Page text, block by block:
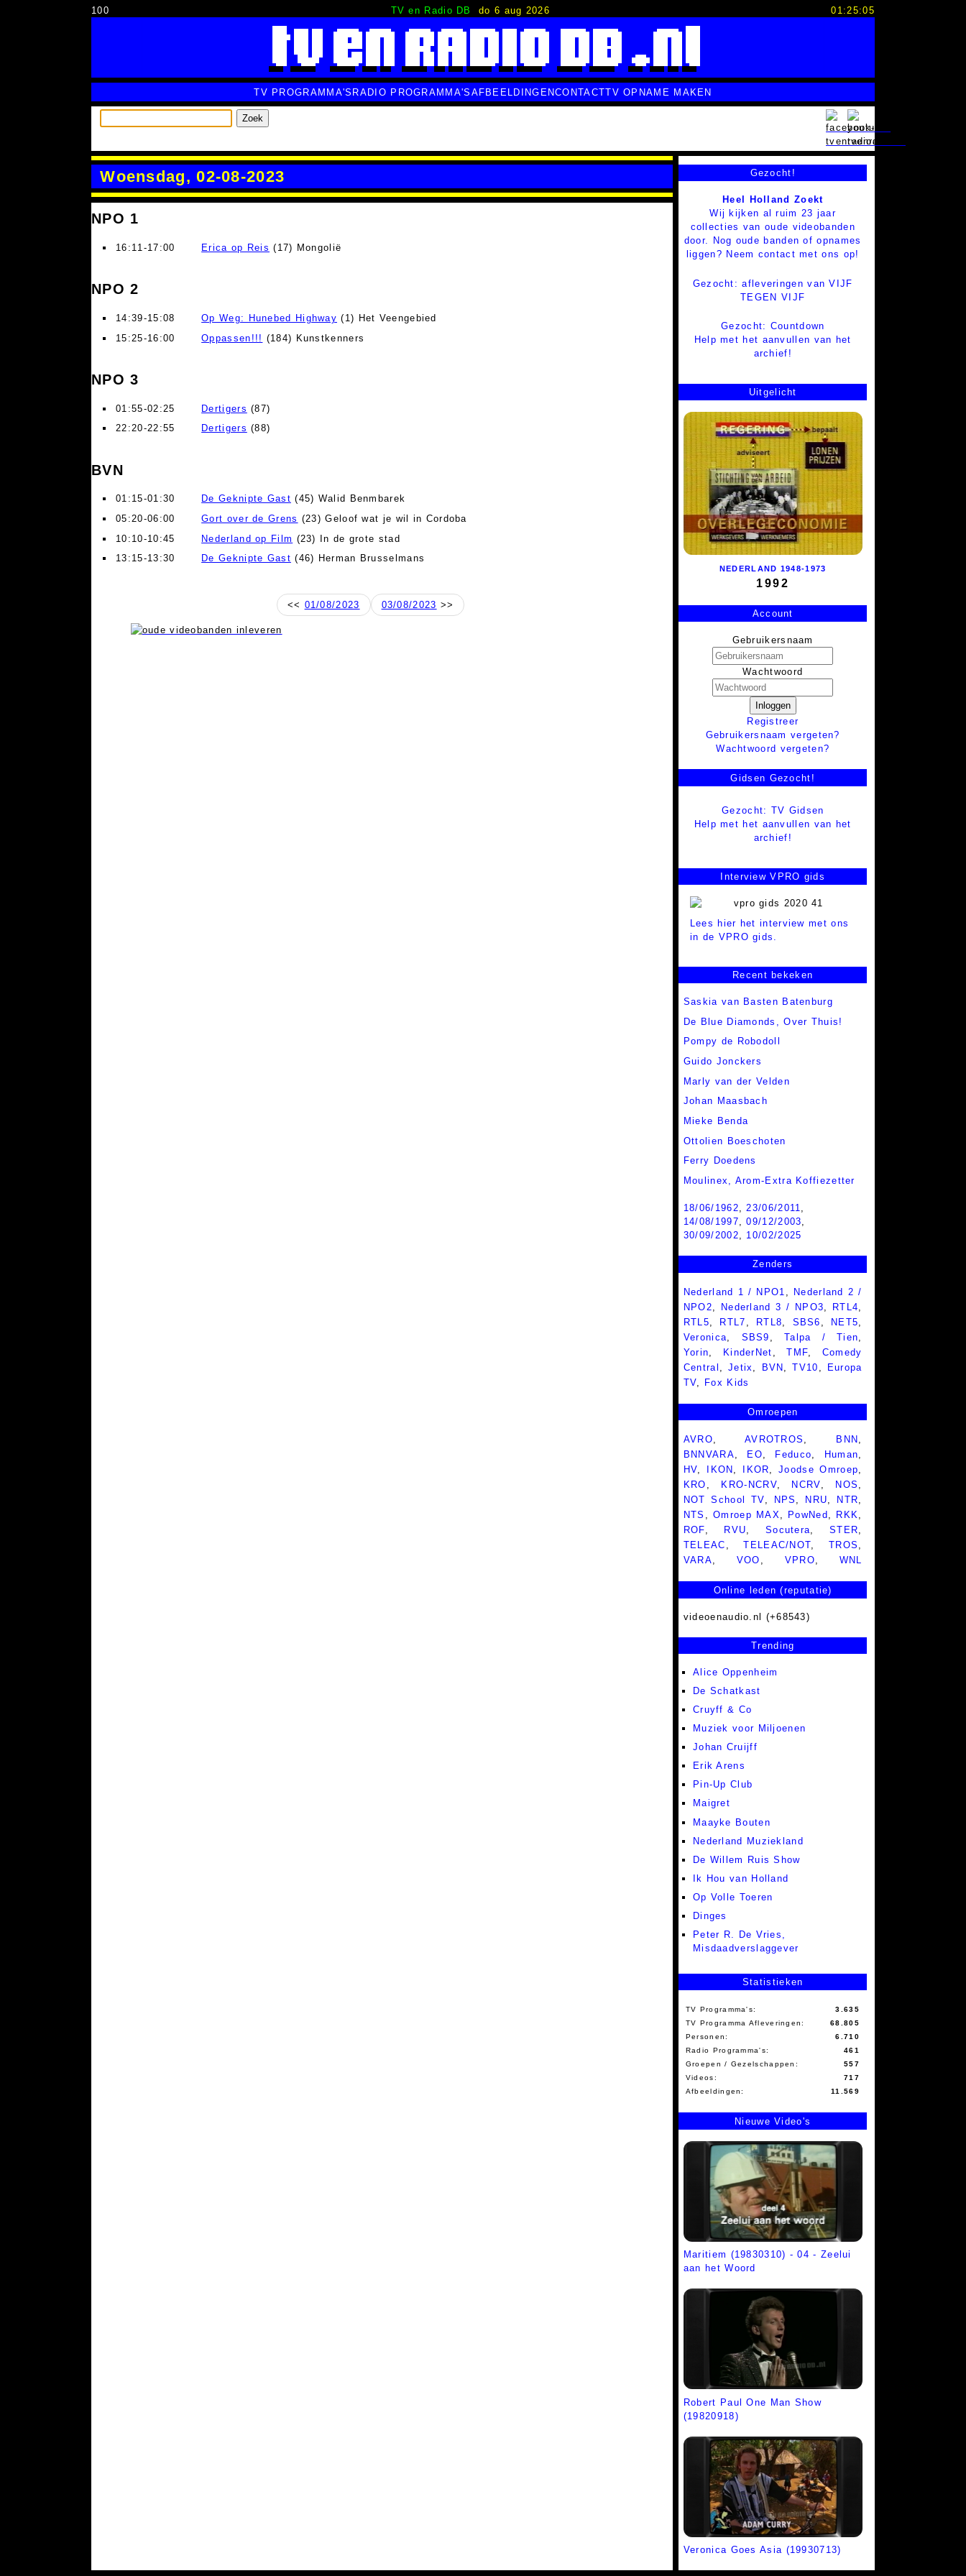
100 TV en Radio DB do 6 aug 2026 01:25:05
TV PROGRAMMA'S RADIO PROGRAMMA'S AFBEELDINGENCONTACTTV OPNAME MAKEN
Zoek
Woensdag, 02-08-2023
NPO 1
16:11-17:00 Erica op Reis (17) Mongolië
NPO 2
14:39-15:08 Op Weg: Hunebed Highway (1) Het Veengebied
15:25-16:00
Oppassen!!! (184) Kunstkenners
NPO 3
01:55-02:25 Dertigers (87)
22:20-22:55
Dertigers (88)
BVN
01:15-01:30 De Geknipte Gast (45) Walid Benmbarek
05:20-06:00
Gort over de Grens (23) Geloof wat je wil in Cordoba
10:10-10:45
Nederland op Film (23) In de grote stad
13:15-13:30
De Geknipte Gast (46) Herman Brusselmans
<< 01/08/2023 03/08/2023 >>
Gezocht!
Heel Holland Zoekt
Wij kijken al ruim 23 jaar
collecties van oude videobanden
door. Nog oude banden of opnames
liggen? Neem contact met ons op!
Gezocht: afleveringen van VIJF
TEGEN VIJF
Gezocht: Countdown
Help met het aanvullen van het
archief!
Uitgelicht
NEDERLAND 1948-1973
1992
Account
Gebruikersnaam
Wachtwoord
Inloggen
Registreer
Gebruikersnaam vergeten?
Wachtwoord vergeten?
Gidsen Gezocht!
Gezocht: TV Gidsen
Help met het aanvullen van het
archief!
Interview VPRO gids
Lees hier het interview met ons
in de VPRO gids.
Recent bekeken
Saskia van Basten Batenburg
De Blue Diamonds, Over Thuis!
Pompy de Robodoll
Guido Jonckers
Marly van der Velden
Johan Maasbach
Mieke Benda
Ottolien Boeschoten
Ferry Doedens
Moulinex, Arom-Extra Koffiezetter
18/06/1962,23/06/2011,
14/08/1997,09/12/2003,
30/09/2002, 10/02/2025
Zenders
Nederland 1 / NPO1
Nederland 2 /
NPO2
Nederland 3 / NPO3 RTL4
RTL5
RTL7 RTL8 SBS6 NET5
Veronica
SBS9 ,Talpa / Tien
Yorin
KinderNet ,TMF
Comedy
Central
Jetix BVN ,TV10
Europa
TV
Fox Kids
Omroepen
AVRO, AVROTROS , BNN ,
BNNVARA, EO, Feduco, Human,
HV, IKON , IKOR,Joodse Omroep,
KRO , KRO-NCRV, NCRV, NOS ,
NOT School TV, NPS , NRU, NTR,
NTS ,Omroep MAX, PowNed , RKK,
ROF, RVU, Socutera,STER,
TELEAC ,TELEAC/NOT,TROS ,
VARA, VOO , VPRO, WNL
Online leden (reputatie)
videoenaudio.nl (+68543)
Trending
Alice Oppenheim
De Schatkast
Cruyff & Co
Muziek voor Miljoenen
Johan Cruijff
Erik Arens
Pin-Up Club
Maigret
Maayke Bouten
Nederland Muziekland
De Willem Ruis Show
Ik Hou van Holland
Op Volle Toeren
Dinges
Peter R. De Vries,
Misdaadverslaggever
Statistieken
TV Programma's:
3.635
TV Programma Afleveringen:
68.805
Personen:
6.710
Radio Programma's:
461
Groepen / Gezelschappen:
557
Videos:
717
Afbeeldingen:
11.569
Nieuwe Video's
Maritiem (19830310) - 04 - Zeelui
aan het Woord
Robert Paul One Man Show
(19820918)
Veronica Goes Asia (19930713)